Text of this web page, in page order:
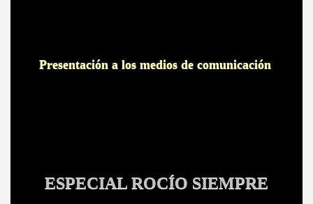
Presentación a los medios de comunicación
ESPECIAL ROCÍO SIEMPRE